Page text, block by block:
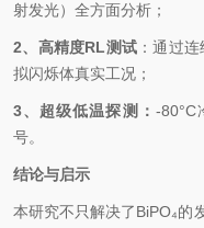
射发光）全方面分析；
2、高精度RL测试 ：通过
拟闪烁体真实工况；
3、超级低温探测： -80°C
号。
结论与启示
本研究不只解决了BiPO₄的